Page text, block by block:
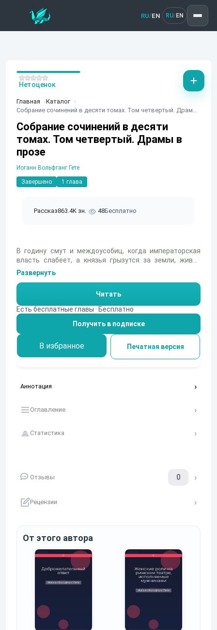
RU/EN RU/ EN
Главная
Каталог
Собрание сочинений в десяти томах. Том четвертый. Драмы в прозе
Собрание сочинений в десяти
томах. Том четвертый. Драмы в
прозе
Иоганн Вольфганг Гете
Завершено 1 глава
Рассказ863.4K зн. 48Бесплатно
Нет оценок
В годину смут и междоусобиц, когда императорская
власть слабеет, а князья грызутся за земли, живет
легендарный рыцарь Гец фон Берлихинген. Потеряв в
бою правую руку и заменив ее железным протезом, он
остается верен собственному кодексу чести, что
неизбежно сталкивает его с коварным епископом
Бамбергским и его придворным Вейслингеном.
Отстаивая свою независимость и справедливость, Гец
оказывается втянут в водоворот политических интриг
и крестьянского бунта, где каждый шаг грозит гибелью.
Сможет ли железная рука удержать то, что дороже
жизни, когда против тебя ополчилась вся империя?
Развернуть
Читать
Есть бесплатные главы · Бесплатно
Получить в подписке
В избранное Печатная версия
Аннотация
Оглавление
Статистика
Отзывы 0
Рецензии
От этого автора